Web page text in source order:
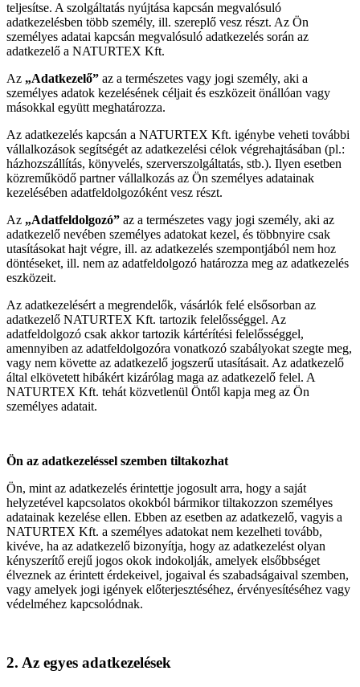
teljesítse. A szolgáltatás nyújtása kapcsán megvalósuló
adatkezelésben több személy, ill. szereplő vesz részt. Az Ön
személyes adatai kapcsán megvalósuló adatkezelés során az
adatkezelő a NATURTEX Kft.
Az „Adatkezelő” az a természetes vagy jogi személy, aki a
személyes adatok kezelésének céljait és eszközeit önállóan vagy
másokkal együtt meghatározza.
Az adatkezelés kapcsán a NATURTEX Kft. igénybe veheti további
vállalkozások segítségét az adatkezelési célok végrehajtásában (pl.:
házhozszállítás, könyvelés, szerverszolgáltatás, stb.). Ilyen esetben
közreműködő partner vállalkozás az Ön személyes adatainak
kezelésében adatfeldolgozóként vesz részt.
Az „Adatfeldolgozó” az a természetes vagy jogi személy, aki az
adatkezelő nevében személyes adatokat kezel, és többnyire csak
utasításokat hajt végre, ill. az adatkezelés szempontjából nem hoz
döntéseket, ill. nem az adatfeldolgozó határozza meg az adatkezelés
eszközeit.
Az adatkezelésért a megrendelők, vásárlók felé elsősorban az
adatkezelő NATURTEX Kft. tartozik felelősséggel. Az
adatfeldolgozó csak akkor tartozik kártérítési felelősséggel,
amennyiben az adatfeldolgozóra vonatkozó szabályokat szegte meg,
vagy nem követte az adatkezelő jogszerű utasításait. Az adatkezelő
által elkövetett hibákért kizárólag maga az adatkezelő felel. A
NATURTEX Kft. tehát közvetlenül Öntől kapja meg az Ön
személyes adatait.
Ön az adatkezeléssel szemben tiltakozhat
Ön, mint az adatkezelés érintettje jogosult arra, hogy a saját
helyzetével kapcsolatos okokból bármikor tiltakozzon személyes
adatainak kezelése ellen. Ebben az esetben az adatkezelő, vagyis a
NATURTEX Kft. a személyes adatokat nem kezelheti tovább,
kivéve, ha az adatkezelő bizonyítja, hogy az adatkezelést olyan
kényszerítő erejű jogos okok indokolják, amelyek elsőbbséget
élveznek az érintett érdekeivel, jogaival és szabadságaival szemben,
vagy amelyek jogi igények előterjesztéséhez, érvényesítéséhez vagy
védelméhez kapcsolódnak.
2. Az egyes adatkezelések